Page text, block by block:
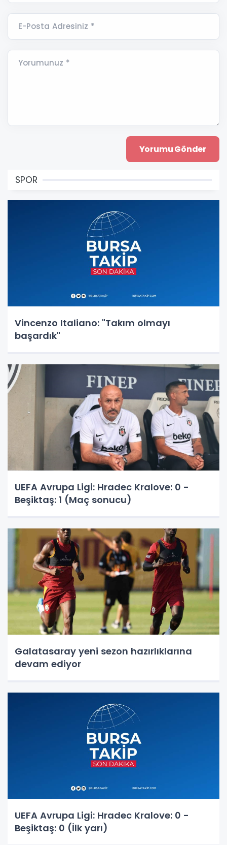
E-Posta Adresiniz *
Yorumunuz *
SPOR
Vincenzo Italiano: "Takım olmayı
başardık"
UEFA Avrupa Ligi: Hradec Kralove: 0 -
Beşiktaş: 1 (Maç sonucu)
Galatasaray yeni sezon hazırlıklarına
devam ediyor
UEFA Avrupa Ligi: Hradec Kralove: 0 -
Beşiktaş: 0 (İlk yarı)